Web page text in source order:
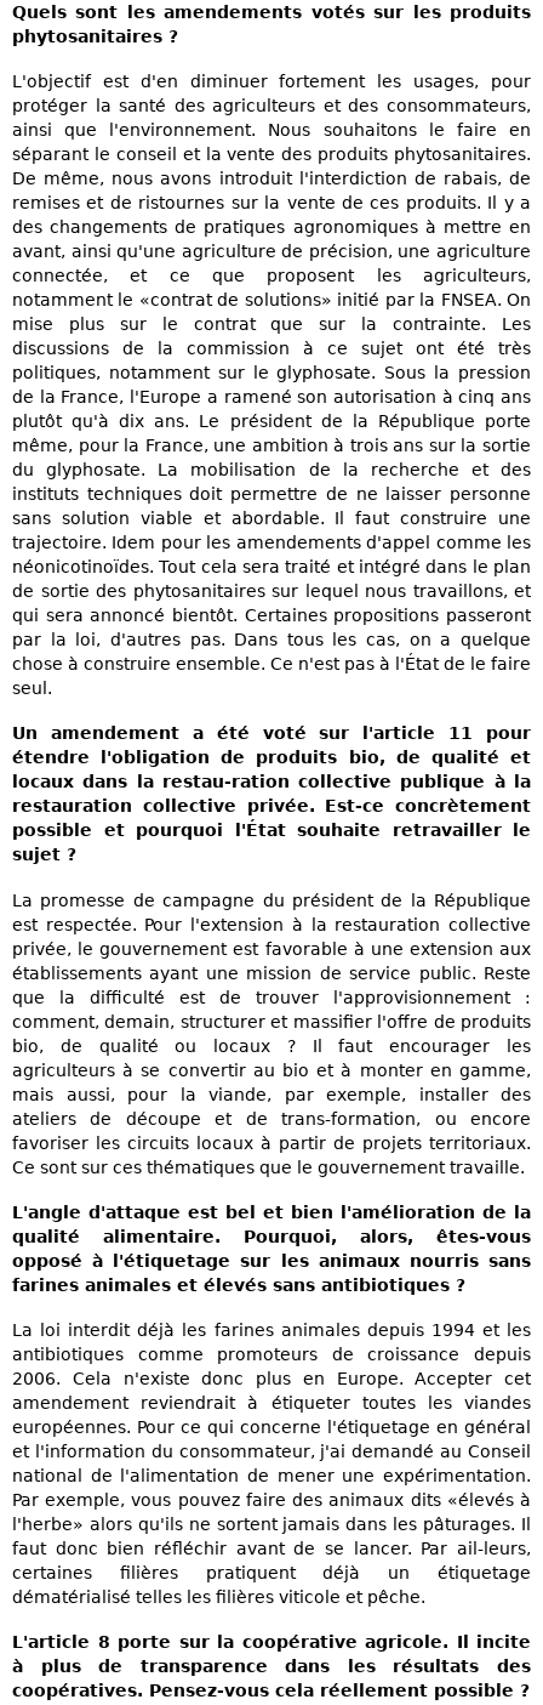
Quels sont les amendements votés sur les produits
phytosanitaires ?
L'objectif est d'en diminuer fortement les usages, pour
protéger la santé des agriculteurs et des consommateurs,
ainsi que l'environnement. Nous souhaitons le faire en
séparant le conseil et la vente des produits phytosanitaires.
De même, nous avons introduit l'interdiction de rabais, de
remises et de ristournes sur la vente de ces produits. Il y a
des changements de pratiques agronomiques à mettre en
avant, ainsi qu'une agriculture de précision, une agriculture
connectée, et ce que proposent les agriculteurs,
notamment le «contrat de solutions» initié par la FNSEA. On
mise plus sur le contrat que sur la contrainte. Les
discussions de la commission à ce sujet ont été très
politiques, notamment sur le glyphosate. Sous la pression
de la France, l'Europe a ramené son autorisation à cinq ans
plutôt qu'à dix ans. Le président de la République porte
même, pour la France, une ambition à trois ans sur la sortie
du glyphosate. La mobilisation de la recherche et des
instituts techniques doit permettre de ne laisser personne
sans solution viable et abordable. Il faut construire une
trajectoire. Idem pour les amendements d'appel comme les
néonicotinoïdes. Tout cela sera traité et intégré dans le plan
de sortie des phytosanitaires sur lequel nous travaillons, et
qui sera annoncé bientôt. Certaines propositions passeront
par la loi, d'autres pas. Dans tous les cas, on a quelque
chose à construire ensemble. Ce n'est pas à l'État de le faire
seul.
Un amendement a été voté sur l'article 11 pour
étendre l'obligation de produits bio, de qualité et
locaux dans la restau-ration collective publique à la
restauration collective privée. Est-ce concrètement
possible et pourquoi l'État souhaite retravailler le
sujet ?
La promesse de campagne du président de la République
est respectée. Pour l'extension à la restauration collective
privée, le gouvernement est favorable à une extension aux
établissements ayant une mission de service public. Reste
que la difficulté est de trouver l'approvisionnement :
comment, demain, structurer et massifier l'offre de produits
bio, de qualité ou locaux ? Il faut encourager les
agriculteurs à se convertir au bio et à monter en gamme,
mais aussi, pour la viande, par exemple, installer des
ateliers de découpe et de trans-formation, ou encore
favoriser les circuits locaux à partir de projets territoriaux.
Ce sont sur ces thématiques que le gouvernement travaille.
L'angle d'attaque est bel et bien l'amélioration de la
qualité alimentaire. Pourquoi, alors, êtes-vous
opposé à l'étiquetage sur les animaux nourris sans
farines animales et élevés sans antibiotiques ?
La loi interdit déjà les farines animales depuis 1994 et les
antibiotiques comme promoteurs de croissance depuis
2006. Cela n'existe donc plus en Europe. Accepter cet
amendement reviendrait à étiqueter toutes les viandes
européennes. Pour ce qui concerne l'étiquetage en général
et l'information du consommateur, j'ai demandé au Conseil
national de l'alimentation de mener une expérimentation.
Par exemple, vous pouvez faire des animaux dits «élevés à
l'herbe» alors qu'ils ne sortent jamais dans les pâturages. Il
faut donc bien réfléchir avant de se lancer. Par ail-leurs,
certaines filières pratiquent déjà un étiquetage
dématérialisé telles les filières viticole et pêche.
L'article 8 porte sur la coopérative agricole. Il incite
à plus de transparence dans les résultats des
coopératives. Pensez-vous cela réellement possible ?